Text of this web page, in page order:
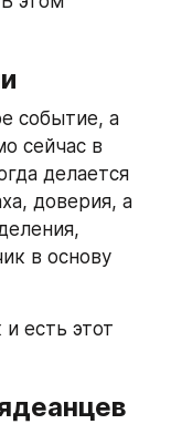
событие, а
сейчас в
делается
доверия, а
в основу
есть этот